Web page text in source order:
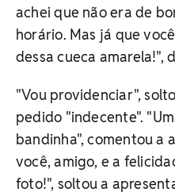
achei que não era de
horário. Mas já que
dessa cueca amarela!",
"Vou providenciar",
pedido "indecente".
bandinha", comentou a
você, amigo, e a
foto!", soltou a